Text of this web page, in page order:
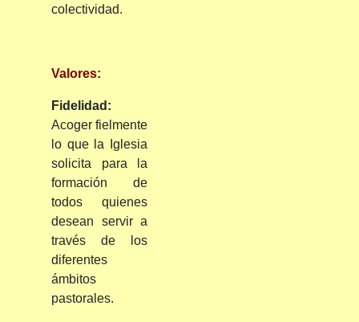
colectividad.
Valores:
Fidelidad:
Acoger fielmente
lo que la Iglesia
solicita para la
formación de
todos quienes
desean servir a
través de los
diferentes
ámbitos
pastorales.